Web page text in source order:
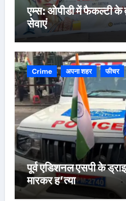
एम्स: ओपीडी में फैकल्टी के
सेवाएं
Crime अपना शहर फीचर
पूर्व एडिशनल एसपी के
मारकर ह’त्या